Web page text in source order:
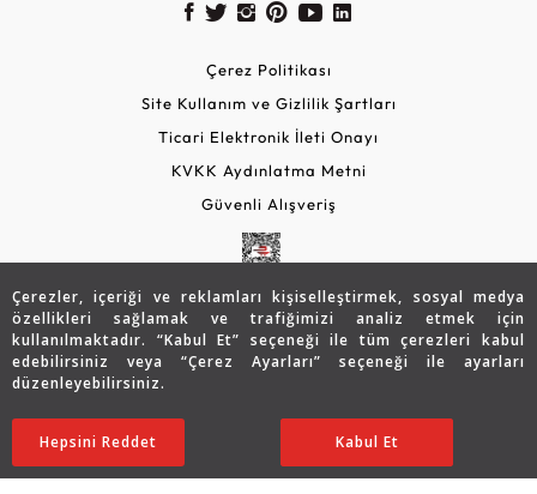
Çerezler, içeriği ve reklamları kişiselleştirmek, sosyal medya
özellikleri sağlamak ve trafiğimizi analiz etmek için
kullanılmaktadır. “Kabul Et” seçeneği ile tüm çerezleri kabul
edebilirsiniz veya “Çerez Ayarları” seçeneği ile ayarları
düzenleyebilirsiniz.
Ayarları Düzenle
Hepsini Reddet Kabul Et
119.151 TL
83.433TL SATIN ALIN
Çerez Politikası
Site Kullanım ve Gizlilik Şartları
Ticari Elektronik İleti Onayı
KVKK Aydınlatma Metni
Güvenli Alışveriş
Copyright © 2026 Assos Pırlanta - Bu sitenin tüm hakları